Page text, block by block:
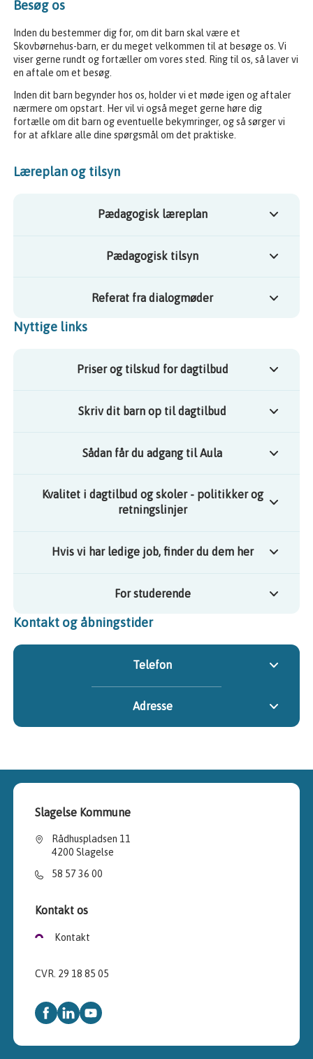
Besøg os
Inden du bestemmer dig for, om dit barn skal være et
Skovbørnehus-barn, er du meget velkommen til at besøge os. Vi
viser gerne rundt og fortæller om vores sted. Ring til os, så laver vi
en aftale om et besøg.
Inden dit barn begynder hos os, holder vi et møde igen og aftaler
nærmere om opstart. Her vil vi også meget gerne høre dig
fortælle om dit barn og eventuelle bekymringer, og så sørger vi
for at afklare alle dine spørgsmål om det praktiske.
Læreplan og tilsyn
Pædagogisk læreplan
Pædagogisk tilsyn
Referat fra dialogmøder
Nyttige links
Priser og tilskud for dagtilbud
Skriv dit barn op til dagtilbud
Sådan får du adgang til Aula
Kvalitet i dagtilbud og skoler - politikker og
retningslinjer
Hvis vi har ledige job, finder du dem her
For studerende
Kontakt og åbningstider
Telefon
Adresse
Slagelse Kommune
Rådhuspladsen 11
4200 Slagelse
58 57 36 00
Kontakt os
Kontakt
CVR. 29 18 85 05